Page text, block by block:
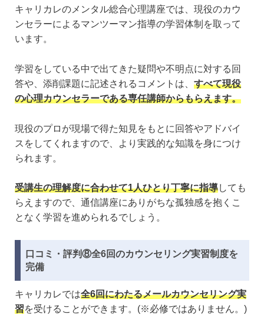
キャリカレのメンタル総合心理講座では、現役のカウ
ンセラーによるマンツーマン指導の学習体制を取って
います。
学習をしている中で出てきた疑問や不明点に対する回
答や、添削課題に記述されるコメントは、 すべて現役
の心理カウンセラーである専任講師からもらえます。
現役のプロが現場で得た知見をもとに回答やアドバイ
スをしてくれますので、より実践的な知識を身につけ
られます。
受講生の理解度に合わせて1人ひとり丁寧に指導しても
らえますので、通信講座にありがちな孤独感を抱くこ
となく学習を進められるでしょう。
口コミ・評判⑧全6回のカウンセリング実習制度を
完備
キャリカレでは全6回にわたるメールカウンセリング実
習を受けることができます。(※必修ではありません。)